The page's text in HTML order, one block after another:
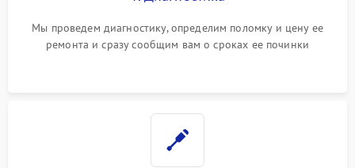
Мы проведем диагностику, определим поломку и цену ее
ремонта и сразу сообщим вам о сроках ее починки